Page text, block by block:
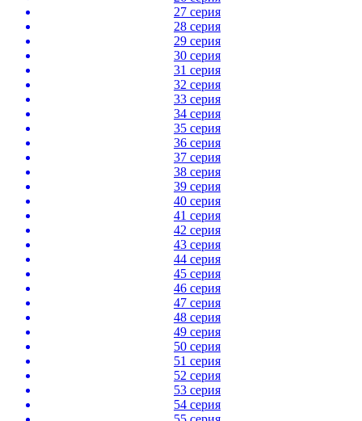
27 серия
28 серия
29 серия
30 серия
31 серия
32 серия
33 серия
34 серия
35 серия
36 серия
37 серия
38 серия
39 серия
40 серия
41 серия
42 серия
43 серия
44 серия
45 серия
46 серия
47 серия
48 серия
49 серия
50 серия
51 серия
52 серия
53 серия
54 серия